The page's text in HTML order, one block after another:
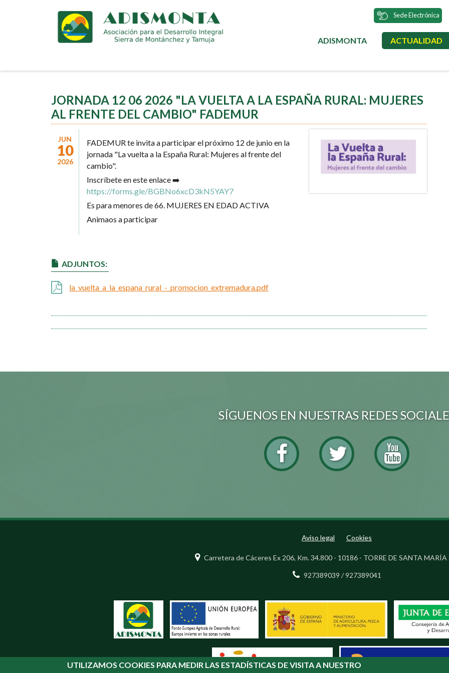
Sede Electrónica
ADISMONTA ACTUALIDAD
JORNADA 12 06 2026 "LA VUELTA A LA ESPAÑA RURAL: MUJERES
AL FRENTE DEL CAMBIO" FADEMUR
JUN
10
2026
FADEMUR te invita a participar el próximo 12 de junio en la
jornada "La vuelta a la España Rural: Mujeres al frente del
cambio".
Inscríbete en este enlace ➡️
https://forms.gle/BGBNo6xcD3kN5YAY7
Es para menores de 66. MUJERES EN EDAD ACTIVA
Animaos a participar
ADJUNTOS:
la_vuelta_a_la_espana_rural_-_promocion_extremadura.pdf
SÍGUENOS EN NUESTRAS REDES
Aviso legal Cookies
Carretera de Cáceres Ex 206, Km. 34.800 - 10186 - TORRE DE SANTA MARÍA
927389039 / 927389041
UTILIZAMOS COOKIES PARA MEDIR LAS ESTADÍSTICAS DE VISITA A NUESTRO